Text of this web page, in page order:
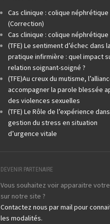
Cas clinique : colique néphrétique
(Correction)
Cas clinique : colique néphrétique
(TFE) Le sentiment d’échec dans la
pratique infirmière : quel impact
relation soignant-soigné ?
(TFE)Au creux du mutisme,
accompagner la parole blessée
des violences sexuelles
(TFE) Le Rôle de l’expérience
gestion du stress en situation
d’urgence vitale
DEVENIR PARTENAIRE
Vous souhaitez voir apparaitre
sur notre site ?
Contactez nous par mail pour
les modalités.